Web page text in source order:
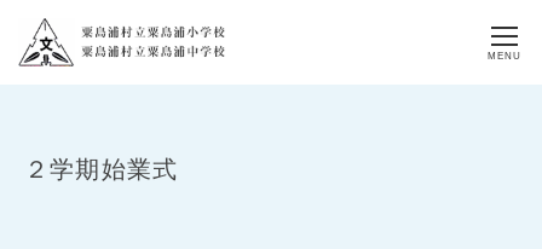
MENU
２学期始業式